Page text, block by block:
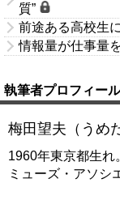
質”
前途ある高校生
情報量が仕事量
執筆者プロフィール
梅田望夫（うめ
1960年東京都生れ
ミューズ・アソシ